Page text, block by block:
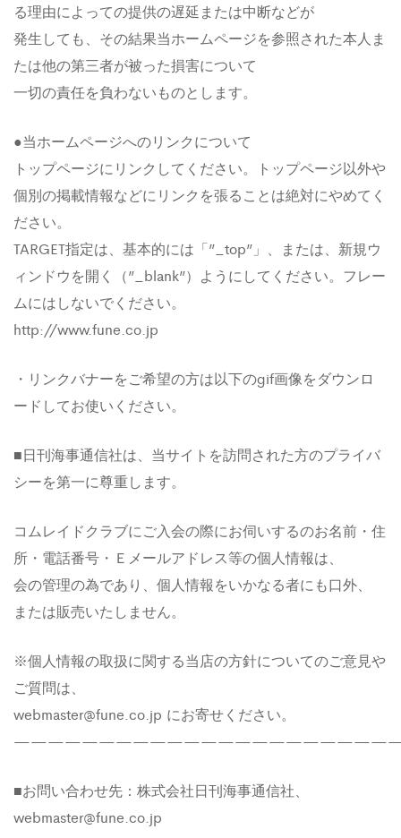
る理由によっての提供の遅延または中断などが
発生しても、その結果当ホームページを参照された本人ま
たは他の第三者が被った損害について
一切の責任を負わないものとします。
●当ホームページへのリンクについて
トップページにリンクしてください。トップページ以外や
個別の掲載情報などにリンクを張ることは絶対にやめてく
ださい。
TARGET指定は、基本的には「”_top”」、または、新規ウ
ィンドウを開く（”_blank”）ようにしてください。フレー
ムにはしないでください。
http://www.fune.co.jp
・リンクバナーをご希望の方は以下のgif画像をダウンロ
ードしてお使いください。
■日刊海事通信社は、当サイトを訪問された方のプライバ
シーを第一に尊重します。
コムレイドクラブにご入会の際にお伺いするのお名前・住
所・電話番号・Ｅメールアドレス等の個人情報は、
会の管理の為であり、個人情報をいかなる者にも口外、
または販売いたしません。
※個人情報の取扱に関する当店の方針についてのご意見や
ご質問は、
webmaster@fune.co.jp にお寄せください。
■お問い合わせ先：株式会社日刊海事通信社、
webmaster@fune.co.jp